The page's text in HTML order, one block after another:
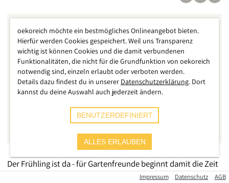
Der Frühling ist da - für Gartenfreunde beginnt damit die Zeit
des Pflanzens, Gestaltens und Genießens, während die Natur
Impressum Datenschutz AGB
oekoreich möchte ein bestmögliches Onlineangebot bieten.
Hierfür werden Cookies gespeichert. Weil uns Transparenz
wichtig ist können Cookies und die damit verbundenen
Funktionalitäten, die nicht für die Grundfunktion von oekoreich
notwendig sind, einzeln erlaubt oder verboten werden.
Details dazu findest du in unserer Datenschutzerklärung. Dort
kannst du deine Auswahl auch jederzeit ändern.
BENUTZERDEFINIERT
ALLES ERLAUBEN